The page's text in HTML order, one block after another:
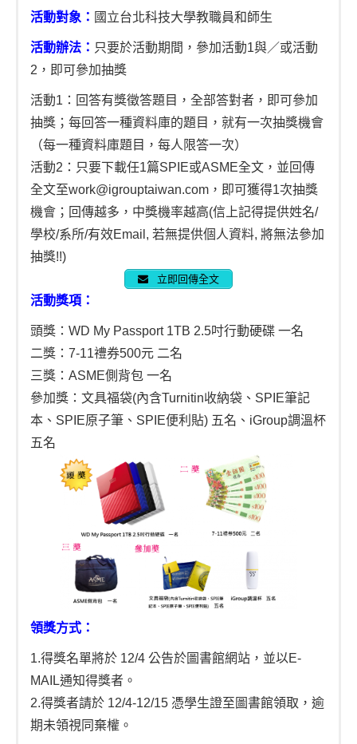
活動對象： 國立台北科技大學教職員和師生
活動辦法： 只要於活動期間，參加活動1與／或活動
2，即可參加抽獎
活動1：回答有獎徵答題目，全部答對者，即可參加
抽獎；每回答一種資料庫的題目，就有一次抽獎機會
（每一種資料庫題目，每人限答一次）
活動2：只要下載任1篇SPIE或ASME全文，並回傳
全文至work@igrouptaiwan.com ，即可獲得1次抽獎
機會；回傳越多，中獎機率越高(信上記得提供姓名/
學校/系所/有效Email, 若無提供個人資料, 將無法參加
抽獎!!)
立即回傳全文
活動獎項：
頭獎：WD My Passport 1TB 2.5吋行動硬碟 一名
二獎：7-11禮券500元 二名
三獎：ASME側背包 一名
參加獎：文具福袋(內含Turnitin收納袋、SPIE筆記
本、SPIE原子筆、SPIE便利貼) 五名、iGroup調溫杯
五名
領獎方式：
1.得獎名單將於 12/4 公告於圖書館網站，並以E-
MAIL通知得獎者。
2.得獎者請於 12/4-12/15 憑學生證至圖書館​領取，逾
期未領視同棄權。